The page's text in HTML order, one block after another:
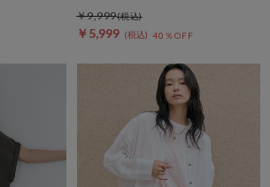
￥5,999 40％OFF
￥9,999